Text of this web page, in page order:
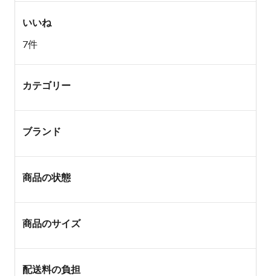
いいね
7件
カテゴリー
ブランド
商品の状態
商品のサイズ
配送料の負担